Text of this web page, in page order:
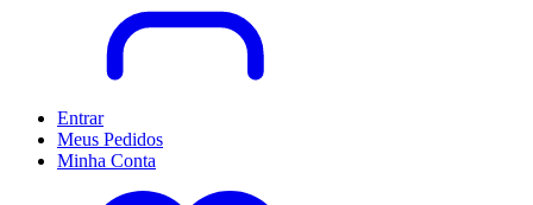
Entrar
Meus Pedidos
Minha Conta